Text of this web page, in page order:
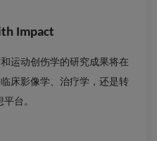
Impact
运动创伤学的研究成果将在
床影像学、治疗学，还是转
台。